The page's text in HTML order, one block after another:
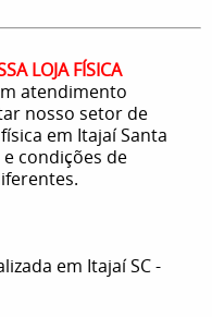
LOJA FÍSICA
atendimento
nosso setor de
em Itajaí Santa
condições de
em Itajaí SC -